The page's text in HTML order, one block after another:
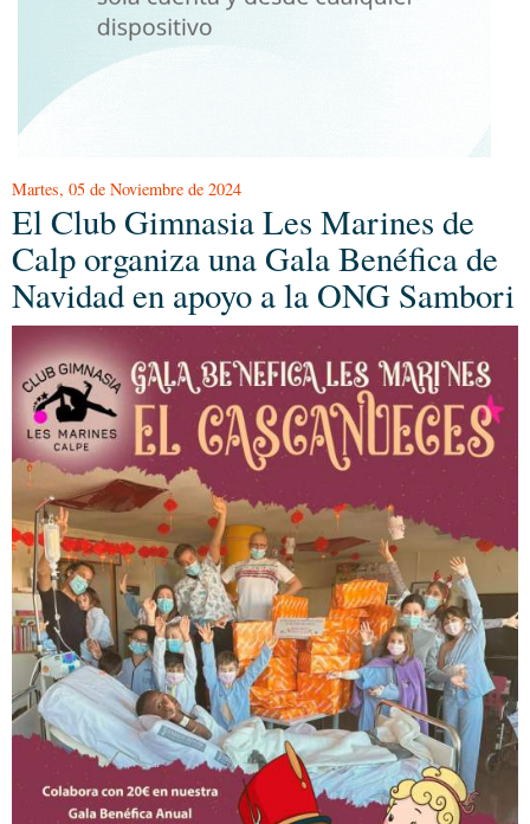
Martes, 05 de Noviembre de 2024
El Club Gimnasia Les Marines de
Calp organiza una Gala Benéfica de
Navidad en apoyo a la ONG Sambori